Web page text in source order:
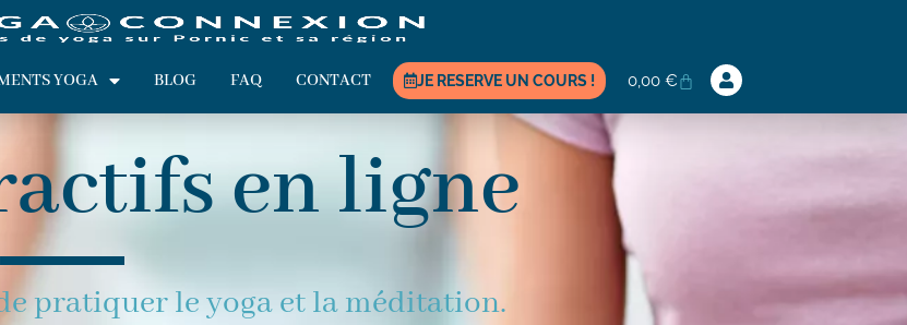
YOGA BLOG FAQ CONTACT JE RESERVE UN COURS ! 0,00 €
en ligne
pratiquer le yoga et la méditation.